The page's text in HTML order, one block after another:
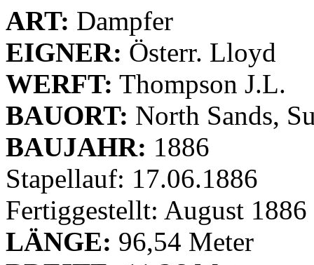
ART: Dampfer
EIGNER: Österr. Lloyd
WERFT: Thompson J.L.
BAUORT: North Sands,
BAUJAHR: 1886
Stapellauf: 17.06.1886
Fertiggestellt: August 1886
LÄNGE: 96,54 Meter